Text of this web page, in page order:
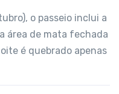
o passeio inclui a
área de mata fechada
é quebrado apenas